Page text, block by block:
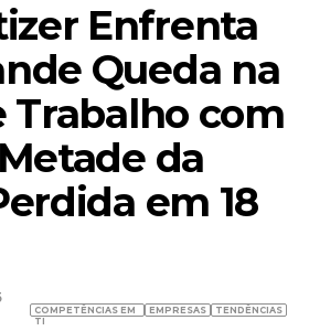
Enfrenta
Queda na
Trabalho com
da
em 18
COMPETÊNCIAS EM
TI
EMPRESAS TENDÊNCIAS